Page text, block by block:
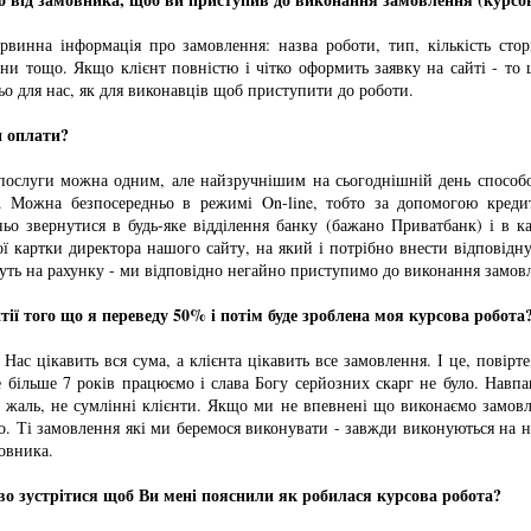
інформація про замовлення: назва роботи, тип, кількість
тощо. Якщо клієнт повністю і чітко оформить заявку на сайті - то
для нас, як для виконавців щоб приступити до роботи.
оплати?
можна одним, але найзручнішим на сьогоднішній день
Можна безпосередньо в режимі On-line, тобто за допомогою
звернутися в будь-яке відділення банку (бажано Приватбанк) і в
картки директора нашого сайту, на який і потрібно внести
на рахунку - ми відповідно негайно приступимо до виконання
того що я переведу 50% і потім буде зроблена моя курсова
вся сума, а клієнта цікавить все замовлення. І це,
7 років працюємо і слава Богу серйозних скарг не було.
жаль, не сумлінні клієнти. Якщо ми не впевнені що виконаємо
Ті замовлення які ми беремося виконувати - завжди виконуються на
зустрітися щоб Ви мені пояснили як робилася курсова робота?